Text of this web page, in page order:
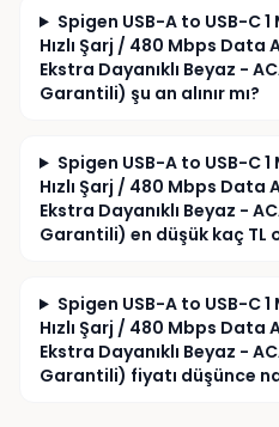
Spigen USB-A to USB-C
Hızlı Şarj / 480 Mbps Data
Ekstra Dayanıklı Beyaz -
Garantili) şu an alınır mı?
Spigen USB-A to USB-C
Hızlı Şarj / 480 Mbps Data
Ekstra Dayanıklı Beyaz -
Garantili) en düşük kaç TL
Spigen USB-A to USB-C
Hızlı Şarj / 480 Mbps Data
Ekstra Dayanıklı Beyaz -
Garantili) fiyatı düşünce